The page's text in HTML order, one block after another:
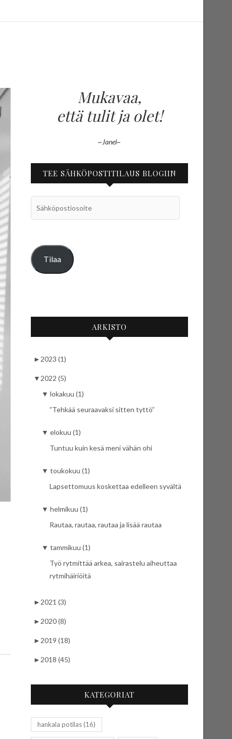
Mukavaa,
että tulit ja olet!
~Janel~
TEE SÄHKÖPOSTITILAUS BLOGIIN
Tilaa
ARKISTO
► 2023 (1)
▼ 2022 (5)
▼ lokakuu (1)
”Tehkää seuraavaksi sitten tyttö”
▼ elokuu (1)
Tuntuu kuin kesä meni vähän ohi
▼ toukokuu (1)
Lapsettomuus koskettaa edelleen syvältä
▼ helmikuu (1)
Rautaa, rautaa, rautaa ja lisää rautaa
▼ tammikuu (1)
Työ rytmittää arkea, sairastelu aiheuttaa
rytmihäiriöitä
► 2021 (3)
► 2020 (8)
► 2019 (18)
► 2018 (45)
KATEGORIAT
hankala potilas(16)